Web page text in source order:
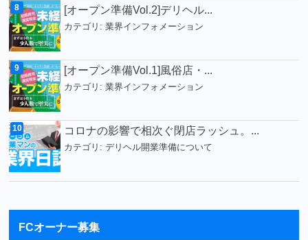
[オープン準備Vol.2]デリヘル...
カテゴリ:業界インフォメーション
[オープン準備Vol.1]風俗店・...
カテゴリ:業界インフォメーション
コロナの影響で相次ぐ閉店ラッシュ。...
カテゴリ:デリヘル開業準備について
FCオーナー募集